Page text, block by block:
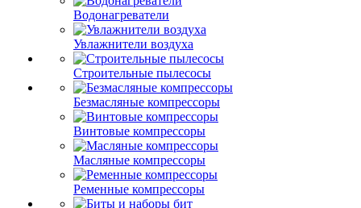
Водонагреватели
Увлажнители воздуха
Строительные пылесосы
Безмасляные компрессоры
Винтовые компрессоры
Масляные компрессоры
Ременные компрессоры